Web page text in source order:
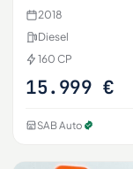
2018
Diesel
160 CP
15.999 €
SAB Auto